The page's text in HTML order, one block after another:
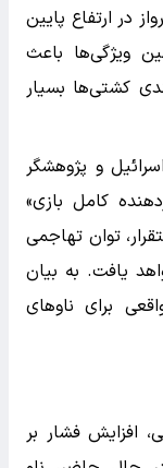
پرواز در ارتفاع پایین
ویژگی‌ها باعث
کشتی‌ها بسیار
و پژوهشگر
کامل بازی»
توان تهاجمی
یافت. به بیان
برای ناوهای
افزایش فشار بر